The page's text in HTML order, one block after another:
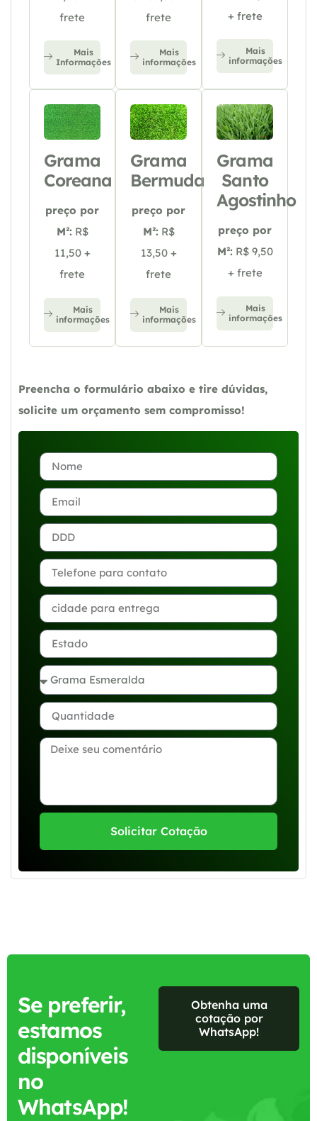
frete
Mais
Informações
frete
Mais
informações
+ frete
Mais
informações
Grama
Coreana
preço por
M²: R$
11,50 +
frete
Mais
informações
Grama
Bermuda
preço por
M²: R$
13,50 +
frete
Mais
informações
Grama
Santo
Agostinho
preço por
M²: R$ 9,50
+ frete
Mais
informações
Preencha o formulário abaixo e tire dúvidas,
solicite um orçamento sem compromisso!
Solicitar Cotação
Se preferir,
estamos
disponíveis
no
WhatsApp!
Obtenha uma
cotação por
WhatsApp!